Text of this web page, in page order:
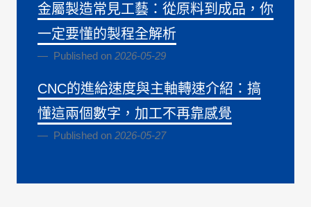
金屬製造常見工藝：從原料到成品，你
一定要懂的製程全解析
Published on 2026-05-29
CNC的進給速度與主軸轉速介紹：搞
懂這兩個數字，加工不再靠感覺
Published on 2026-05-27